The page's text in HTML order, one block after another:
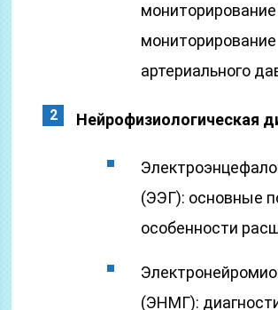
мониторирование
артериального
Нейрофизиологическая
(ЭЭГ): основные
особенности
(ЭНМГ):